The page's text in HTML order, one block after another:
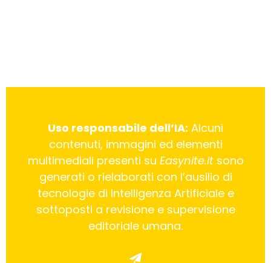
Uso responsabile dell’IA: Alcuni
contenuti, immagini ed elementi
multimediali presenti su Easynite.itsono
generati o rielaborati con l’ausilio di
tecnologie di Intelligenza Artificiale e
sottoposti a revisione e supervisione
editoriale umana.